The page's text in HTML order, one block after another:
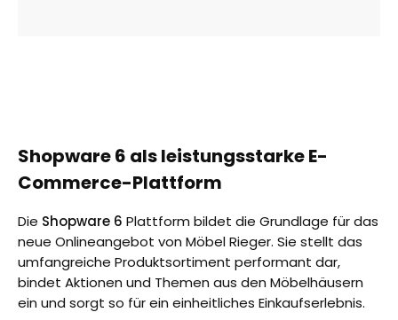
Shopware 6 als leistungsstarke E-
Commerce-Plattform
Die Shopware 6 Plattform bildet die Grundlage für das
neue Onlineangebot von Möbel Rieger. Sie stellt das
umfangreiche Produktsortiment performant dar,
bindet Aktionen und Themen aus den Möbelhäusern
ein und sorgt so für ein einheitliches Einkaufserlebnis.